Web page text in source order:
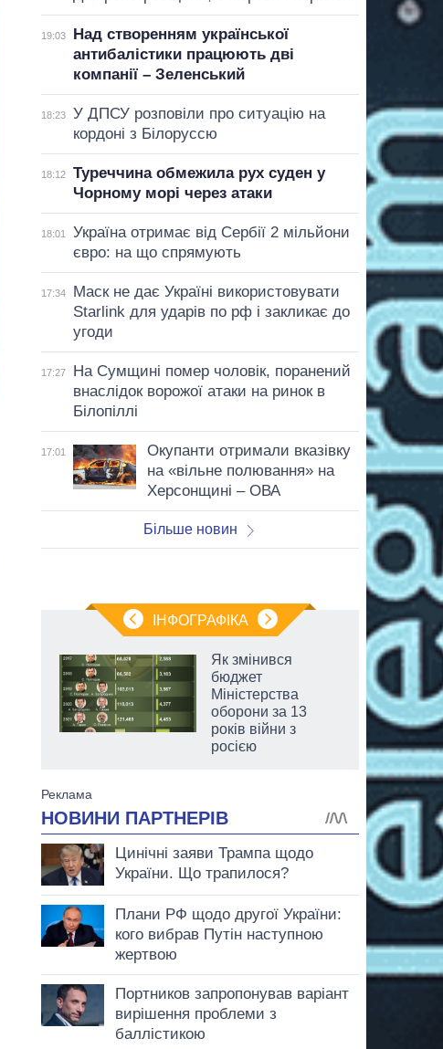
19:03
Над створенням української
антибалістики працюють дві
компанії – Зеленський
18:23
У ДПСУ розповіли про ситуацію на
кордоні з Білоруссю
18:12
Туреччина обмежила рух суден у
Чорному морі через атаки
18:01
Україна отримає від Сербії 2 мільйони
євро: на що спрямують
17:34
Маск не дає Україні використовувати
Starlink для ударів по рф і закликає до
угоди
17:27
На Сумщині помер чоловік, поранений
внаслідок ворожої атаки на ринок в
Білопіллі
17:01
Окупанти отримали вказівку
на «вільне полювання» на
Херсонщині – ОВА
Більше новин
ІНФОГРАФІКА
Як змінився
бюджет
Міністерства
оборони за 13
років війни з
росією